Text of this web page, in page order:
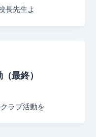
長先生よ
最終）
ラブ活動を